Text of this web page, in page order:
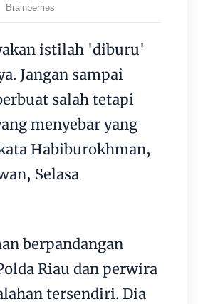
istilah 'diburu'
Jangan sampai
salah tetapi
menyebar yang
Habiburokhman,
Selasa
berpandangan
Riau dan perwira
tersendiri. Dia